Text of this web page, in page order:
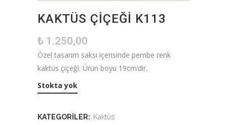
KAKTÜS ÇIÇEĞI K113
₺ 1.250,00
Özel tasarım saksı içerisinde pembe renk
kaktüs çiçeği. Ürün boyu 19cm’dir.
Stokta yok
KATEGORILER: Kaktüs